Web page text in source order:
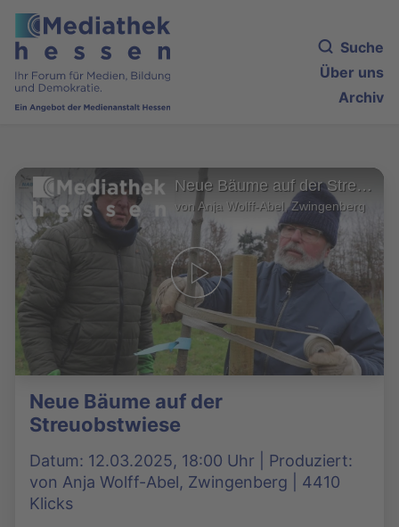
Suche
Über uns
Archiv
Neue Bäume auf der Streuobstwiese
von Anja Wolff-Abel, Zwingenberg
Neue Bäume auf der
Streuobstwiese
Datum: 12.03.2025, 18:00 Uhr | Produziert:
von Anja Wolff-Abel, Zwingenberg | 4410
Klicks